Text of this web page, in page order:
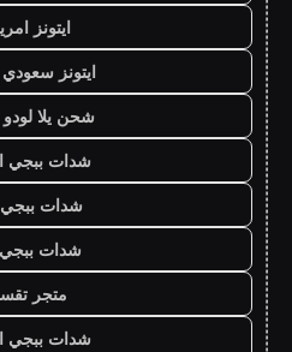
ايتونز
ايتونز
شحن يلا
شدات ببجي
شدات ببجي
شدات ببجي
متجر
شدات ببجي